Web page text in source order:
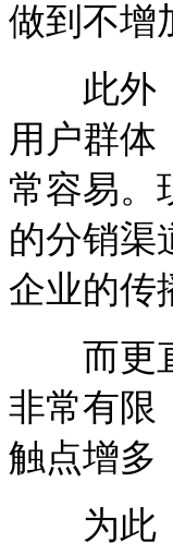
做到不增
此外，
用户群体
常容易。
的分销渠
企业的传
而更直
非常有限
触点增多
为此，